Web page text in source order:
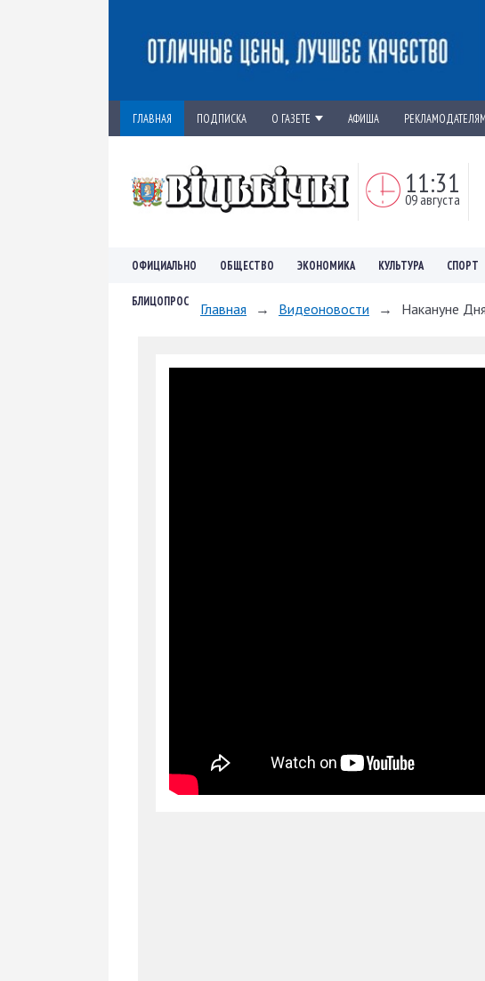
ГЛАВНАЯ ПОДПИСКА О ГАЗЕТЕ АФИША РЕКЛАМОДАТЕЛЯМ
11:31
09 августа
ОФИЦИАЛЬНО ОБЩЕСТВО ЭКОНОМИКА КУЛЬТУРА СПОРТ
БЛИЦОПРОС Главная → Видеоновости → Накануне